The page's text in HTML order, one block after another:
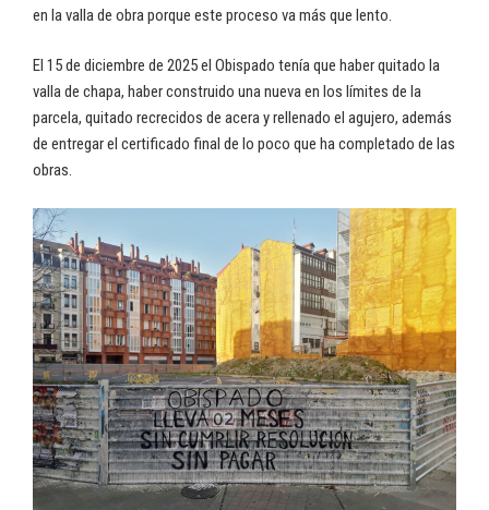
en la valla de obra porque este proceso va más que lento.
El 15 de diciembre de 2025 el Obispado tenía que haber quitado la
valla de chapa, haber construido una nueva en los límites de la
parcela, quitado recrecidos de acera y rellenado el agujero, además
de entregar el certificado final de lo poco que ha completado de las
obras.